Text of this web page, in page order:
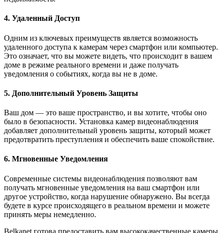
4. Удаленный Доступ
Одним из ключевых преимуществ является возможность
удаленного доступа к камерам через смартфон или компьютер.
Это означает, что вы можете видеть, что происходит в вашем
доме в режиме реального времени и даже получать
уведомления о событиях, когда вы не в доме.
5. Дополнительный Уровень Защиты
Ваш дом — это ваше пространство, и вы хотите, чтобы оно
было в безопасности. Установка камер видеонаблюдения
добавляет дополнительный уровень защиты, который может
предотвратить преступления и обеспечить ваше спокойствие.
6. Мгновенные Уведомления
Современные системы видеонаблюдения позволяют вам
получать мгновенные уведомления на ваш смартфон или
другое устройство, когда нарушение обнаружено. Вы всегда
будете в курсе происходящего в реальном времени и можете
принять меры немедленно.
Belkanet готова предоставить вам высококачественные камеры